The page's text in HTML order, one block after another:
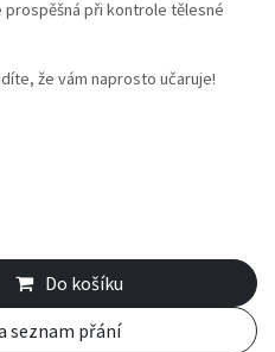
při kontrole tělesné
že vám naprosto učaruje!
Do košíku
seznam přání